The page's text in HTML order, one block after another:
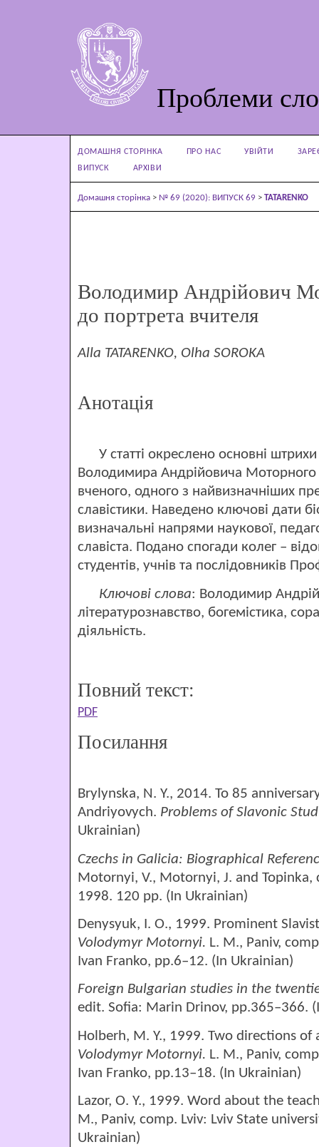
Проблеми
ДОМАШНЯ СТОРІНКА ПРО НАС УВІЙТИ
ВИПУСК
АРХІВИ
Домашня сторінка > № 69 (2020): ВИПУСК 69 > TATARENKO
Володимир Андрійович
до портрета вчителя
Alla TATARENKO, Olha SOROKA
Анотація
У статті окреслено основні
Володимира Андрійовича Моторного
вченого, одного з найвизначніших
славістики. Наведено ключові дати
визначальні напрями наукової,
славіста. Подано спогади колег –
студентів, учнів та послідовників
Ключові слова: Володимир
літературознавство, богемістика,
діяльність.
Повний текст:
PDF
Посилання
Brylynska, N. Y., 2014. To 85
Andriyovych. Problems of Slavonic
Ukrainian)
Czechs in Galicia: Biographical
Motornyi, V., Motornyi, J. and Topinka,
1998. 120 pp. (In Ukrainian)
Denysyuk, І. О., 1999. Prominent
Volodymyr Motornyі. L. М., Paniv,
Ivan Franko, pp.6–12. (In Ukrainian)
Foreign Bulgarian studies in the
edit. Sofia: Мarin Drinov, pр.365–366.
Holberh, М. Y., 1999. Two directions of
Volodymyr Motornyі. L. М., Paniv,
Ivan Franko, pp.13–18. (In Ukrainian)
Lazor, О. Y., 1999. Word about the
М., Paniv, comp. Lviv: Lviv State
Ukrainian)